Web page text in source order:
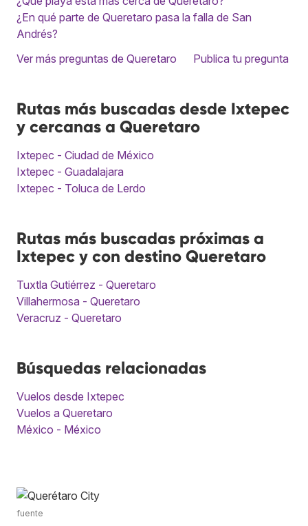
¿En qué parte de Queretaro pasa la falla de San
Andrés?
Ver más preguntas de Queretaro
Publica tu pregunta
Rutas más buscadas desde Ixtepec
y cercanas a Queretaro
Ixtepec - Ciudad de México
Ixtepec - Guadalajara
Ixtepec - Toluca de Lerdo
Rutas más buscadas próximas a
Ixtepec y con destino Queretaro
Tuxtla Gutiérrez - Queretaro
Villahermosa - Queretaro
Veracruz - Queretaro
Búsquedas relacionadas
Vuelos desde Ixtepec
Vuelos a Queretaro
México - México
fuente